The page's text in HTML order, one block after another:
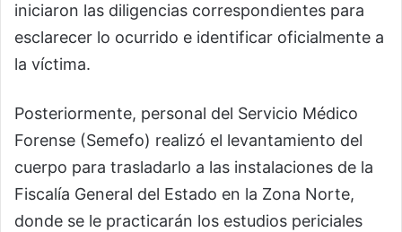
iniciaron las diligencias correspondientes para
esclarecer lo ocurrido e identificar oficialmente a
la víctima.
Posteriormente, personal del Servicio Médico
Forense (Semefo) realizó el levantamiento del
cuerpo para trasladarlo a las instalaciones de la
Fiscalía General del Estado en la Zona Norte,
donde se le practicarán los estudios periciales